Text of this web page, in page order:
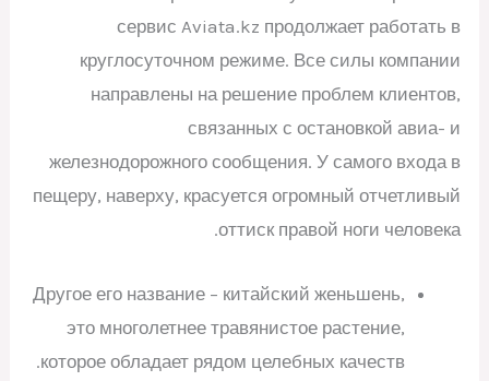
сервис Aviata.kz продолжает работать в
круглосуточном режиме. Все силы компании
направлены на решение проблем клиентов,
связанных с остановкой авиа- и
железнодорожного сообщения. У самого входа в
пещеру, наверху, красуется огромный отчетливый
оттиск правой ноги человека.
Другое его название – китайский женьшень,
это многолетнее травянистое растение,
которое обладает рядом целебных качеств.